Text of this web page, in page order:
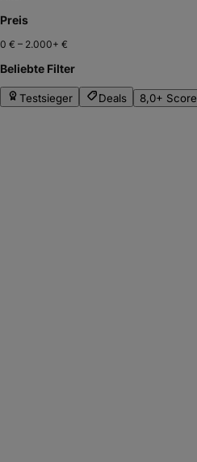
Preis
0 € – 2.000+ €
Beliebte Filter
Testsieger Deals 8,0+ Score